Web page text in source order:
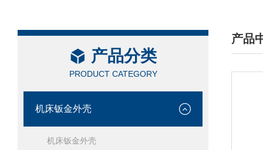
产品分类
PRODUCT CATEGORY
机床钣金外壳
机床钣金外壳
产品
/